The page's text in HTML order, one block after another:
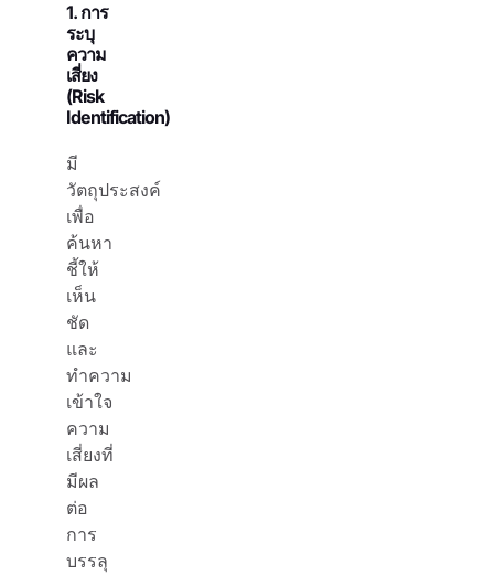
1. การ
ระบุ
ความ
เสี่ยง
(Risk
Identification)
มี
วัตถุประสงค์
เพื่อ
ค้นหา
ชี้ให้
เห็น
ชัด
และ
ทำความ
เข้าใจ
ความ
เสี่ยงที่
มีผล
ต่อ
การ
บรรลุ